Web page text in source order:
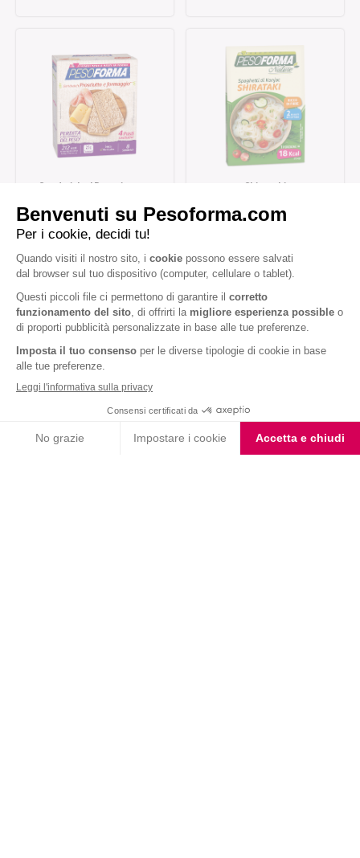
Sandwich al Prosciutto e
Shirataki
Iscriviti alla newsletter
Letta l'informativa privacy, acconsento all'iscrizione alla newsletter